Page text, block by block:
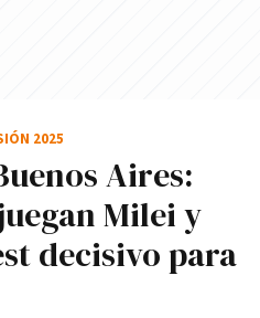
Aires:
Milei y
decisivo para
2025